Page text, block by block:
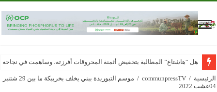
هل “هاشتاغ” المطالبة بتخفيض أثمنة المحروقات أفرزته، وساهمت في
الرئيسية /
communpressTV
/
موسم التبوريدة ببني يخلف بخريبكة ما بين 29 شتنبر
04غشت 2022